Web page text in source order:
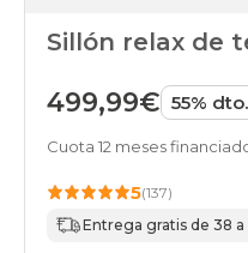
Sillón relax de
499,99€ 55% dto.
Cuota 12 meses
5(137)
Entrega gratis de 38 a